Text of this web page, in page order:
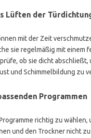
Lüften der
mit der Zeit
sie regelmäßig mit einem
ob sie dicht abschließt,
und Schimmelbildung zu
Programmen
richtig zu wählen,
und den Trockner nicht